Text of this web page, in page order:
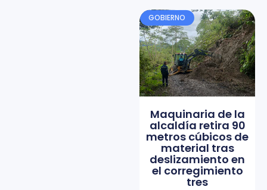
GOBIERNO
Maquinaria de la
alcaldía retira 90
metros cúbicos de
material tras
deslizamiento en
el corregimiento
tres